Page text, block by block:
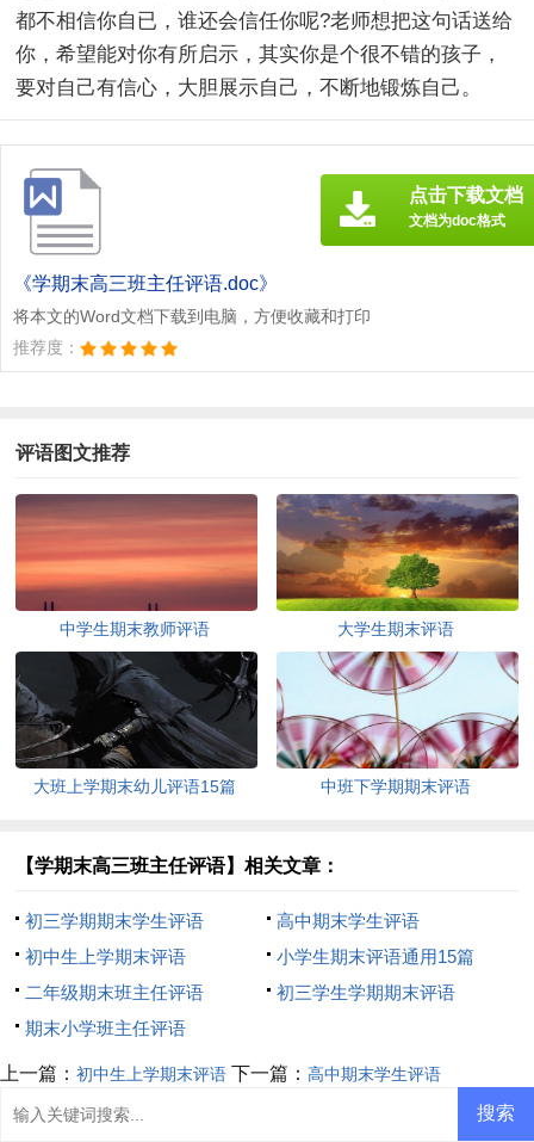
都不相信你自已，谁还会信任你呢?老师想把这句话送给
你，希望能对你有所启示，其实你是个很不错的孩子，
要对自己有信心，大胆展示自己，不断地锻炼自己。
《学期末高三班主任评语.doc》
将本文的Word文档下载到电脑，方便收藏和打印
推荐度：
点击下载文档
文档为doc格式
评语图文推荐
中学生期末教师评语 大学生期末评语
大班上学期末幼儿评语15篇 中班下学期期末评语
【学期末高三班主任评语】相关文章：
初三学期期末学生评语
高中期末学生评语
初中生上学期末评语
小学生期末评语通用15篇
二年级期末班主任评语
初三学生学期期末评语
期末小学班主任评语
上一篇： 初中生上学期末评语 下一篇： 高中期末学生评语